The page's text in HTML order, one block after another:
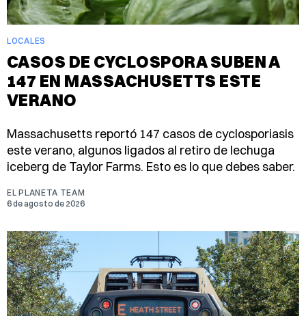
LOCALES
CASOS DE CYCLOSPORA SUBEN A
147 EN MASSACHUSETTS ESTE
VERANO
Massachusetts reportó 147 casos de cyclosporiasis
este verano, algunos ligados al retiro de lechuga
iceberg de Taylor Farms. Esto es lo que debes saber.
EL PLANETA TEAM
6 de agosto de 2026